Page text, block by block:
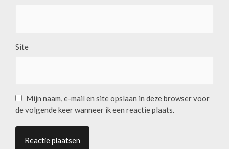
Site
Mijn naam, e-mail en site opslaan in deze browser voor
de volgende keer wanneer ik een reactie plaats.